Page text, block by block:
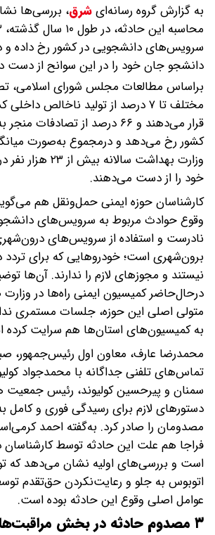
به گزارش گروه رسانه‌ایشرق، بررسی‌ها
دانشجو جان خود را در این سوانح از دست
براساس مطالعات مجلس شورای اسلامی،
مختلف تا ۷ درصد از تولید ناخالص
کشور رخ می‌دهد و درمجموع به‌صورت
وزارت بهداشت
خود را از دست می‌دهند.
کارشناسان حوزه ایمنی حمل‌ونقل هم
وقوع حوادث مربوط به سرویس‌های
نادرست و استفاده از سرویس‌های
برون‌شهری است؛ خودروهایی که برای
نیستند و مجوزهای لازم را ندارند. آن‌ها
درحال‌حاضر کمیسیون ایمنی راه‌ها در
متولی اصلی این حوزه، جلسات مستمری
به کمیسیون‌های استان‌ها هم سرایت
محمدرضا عارف، معاون اول رئیس‌جمهور،
تماس‌های تلفنی جداگانه با محمدجواد
سمنان و پیرحسین کولیوند، رئیس جمعیت
دستورهای لازم برای رسیدگی فوری و
مصدومان را صادر کرد. به‌گفته احمد
فراجا هم علت این حادثه توسط
است و بررسی‌های اولیه نشان می‌دهد که
اتوبوس به جلو و رعایت‌نکردن حق‌تقدم توسط
عوامل اصلی وقوع این حادثه بوده است.
۳ مصدوم حادثه در بخش مراقبت‌های ویژه